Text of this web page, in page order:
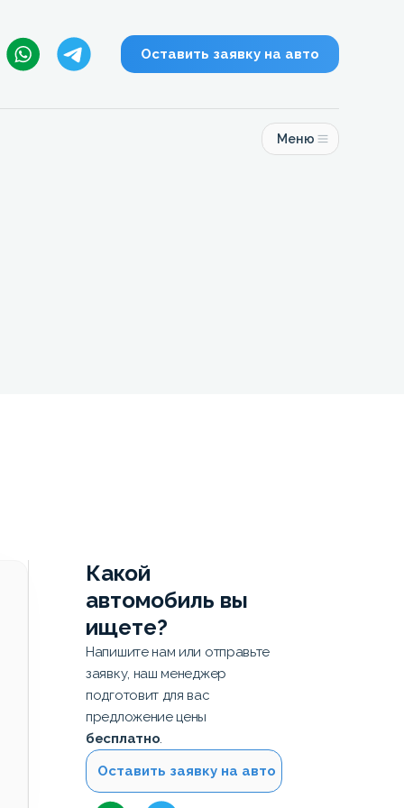
Оставить заявку на авто
Меню
Какой
автомобиль вы
ищете?
Напишите нам или отправьте
заявку, наш менеджер
подготовит для вас
предложение цены
бесплатно.
Оставить заявку на авто